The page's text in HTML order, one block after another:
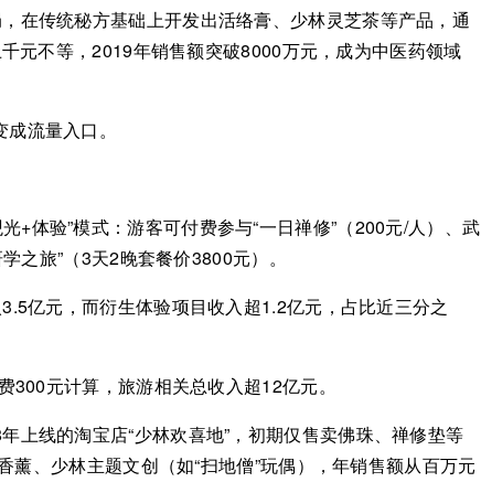
在传统秘方基础上开发出活络膏、少林灵芝茶等产品，通
元不等，2019年销售额突破8000万元，成为中医药领域
流量入口。
+体验”模式：游客可付费参与“一日禅修”（200元/人）、武
之旅”（3天2晚套餐价3800元）。
亿元，而衍生体验项目收入超1.2亿元，占比近三分之
元计算，旅游相关总收入超12亿元。
上线的淘宝店“少林欢喜地”，初期仅售卖佛珠、禅修垫等
薰、少林主题文创（如“扫地僧”玩偶），年销售额从百万元